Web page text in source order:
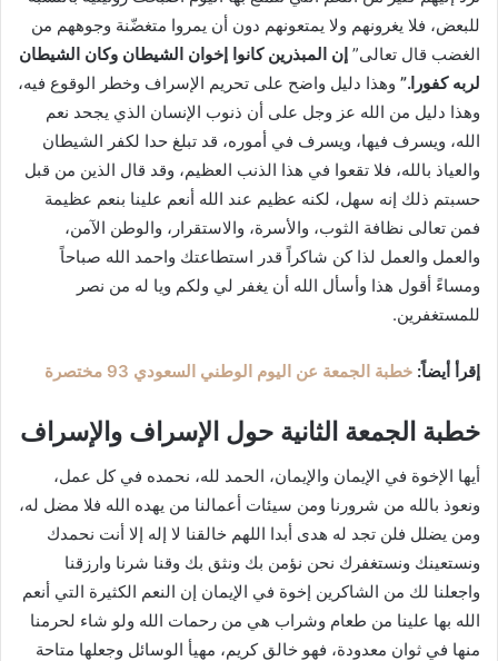
للبعض، فلا يغرونهم ولا يمتعونهم دون أن يمروا متغضّنة وجوههم من
الغضب قال تعالى” إن المبذرين كانوا إخوان الشيطان وكان الشيطان
لربه كفورا.” وهذا دليل واضح على تحريم الإسراف وخطر الوقوع فيه،
وهذا دليل من الله عز وجل على أن ذنوب الإنسان الذي يجحد نعم
الله، ويسرف فيها، ويسرف في أموره، قد تبلغ حدا لكفر الشيطان
والعياذ بالله، فلا تقعوا في هذا الذنب العظيم، وقد قال الذين من قبل
حسبتم ذلك إنه سهل، لكنه عظيم عند الله أنعم علينا بنعم عظيمة
فمن تعالى نظافة الثوب، والأسرة، والاستقرار، والوطن الآمن،
والعمل والعمل لذا كن شاكراً قدر استطاعتك واحمد الله صباحاً
ومساءً أقول هذا وأسأل الله أن يغفر لي ولكم ويا له من نصر
للمستغفرين.
إقرأ أيضاً: خطبة الجمعة عن اليوم الوطني السعودي 93 مختصرة
خطبة الجمعة الثانية حول الإسراف والإسراف
أيها الإخوة في الإيمان والإيمان، الحمد لله، نحمده في كل عمل،
ونعوذ بالله من شرورنا ومن سيئات أعمالنا من يهده الله فلا مضل له،
ومن يضلل فلن تجد له هدى أبدا اللهم خالقنا لا إله إلا أنت نحمدك
ونستعينك ونستغفرك نحن نؤمن بك ونثق بك وقنا شرنا وارزقنا
واجعلنا لك من الشاكرين إخوة في الإيمان إن النعم الكثيرة التي أنعم
الله بها علينا من طعام وشراب هي من رحمات الله ولو شاء لحرمنا
منها في ثوان معدودة، فهو خالق كريم، مهيأ الوسائل وجعلها متاحة